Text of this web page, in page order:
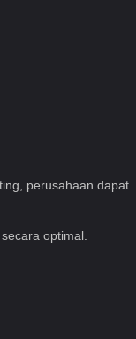
perusahaan dapat
optimal.